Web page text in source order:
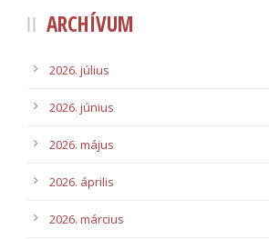
ARCHÍVUM
2026. július
2026. június
2026. május
2026. április
2026. március